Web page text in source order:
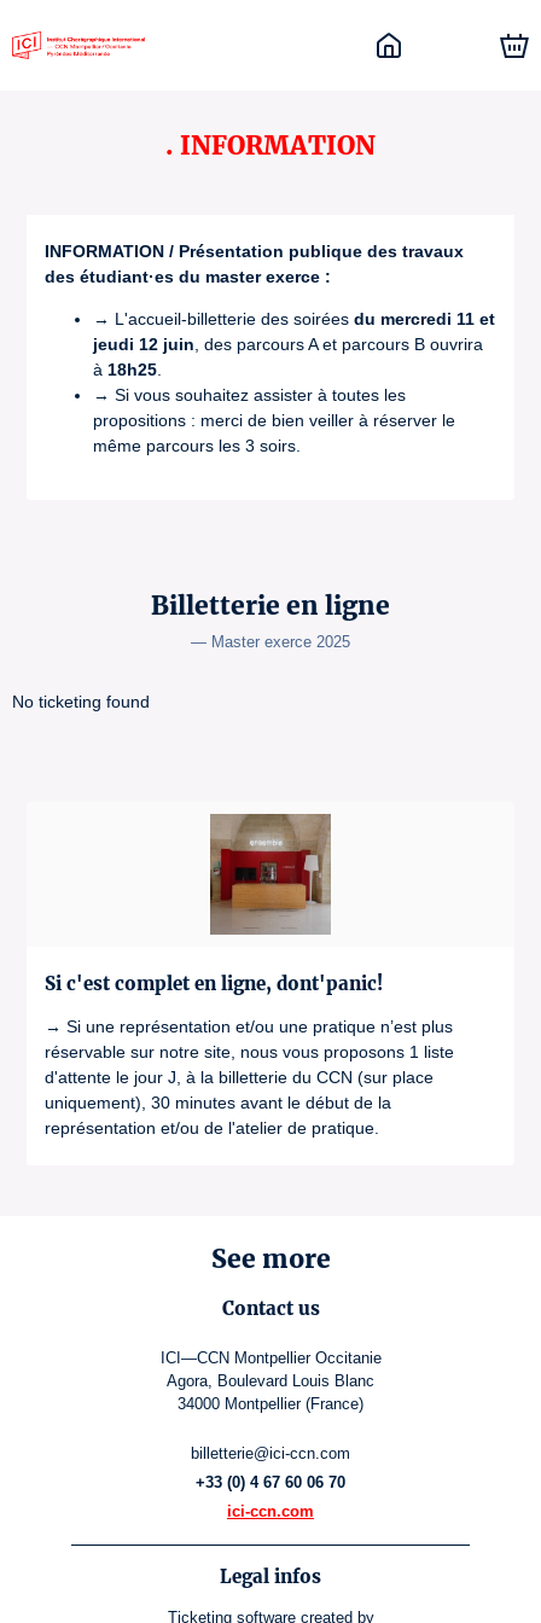
Billetterie en ligne
— Master exerce 2025
No ticketing found
Si c'est complet en ligne, dont'panic!
→ Si une représentation et/ou une pratique n’est plus
réservable sur notre site, nous vous proposons 1 liste
d'attente le jour J, à la billetterie du CCN (sur place
uniquement), 30 minutes avant le début de la
représentation et/ou de l'atelier de pratique.
. INFORMATION
INFORMATION / Présentation publique des travaux
des étudiant·es du master exerce :
→ L'accueil-billetterie des soirées du mercredi 11 et
jeudi 12 juin , des parcours A et parcours B ouvrira
à 18h25
→ Si vous souhaitez assister à toutes les
propositions : merci de bien veiller à réserver le
même parcours les 3 soirs.
See more
Contact us
ICI—CCN Montpellier Occitanie
Agora, Boulevard Louis Blanc
34000 Montpellier (France)
billetterie@ici-ccn.com
+33 (0) 4 67 60 06 70
ici-ccn.com
Legal infos
Ticketing software created by